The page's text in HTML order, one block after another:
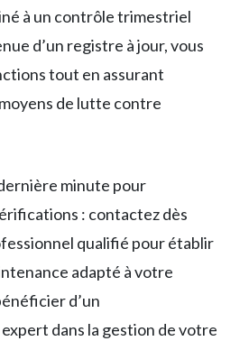
à un contrôle trimestriel
d’un registre à jour, vous
tout en assurant
de lutte contre
minute pour
: contactez dès
qualifié pour établir
adapté à votre
d’un
dans la gestion de votre